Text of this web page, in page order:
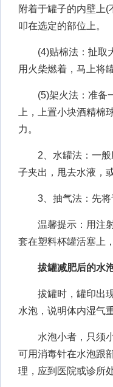
附着于罐子的内壁上
叩在选定的部位上。
(4)贴棉法：扯取大
用火柴燃着，马上将
(5)架火法：准备一
上，上置小块酒精
力。
2、水罐法：一般
子夹出，甩去水液，
3、抽气法：先将
温馨提示：用注射
套在塑料杯罐活塞上
拔罐减肥后的水
拔罐时，罐印出现
水泡，说明体内湿气
水泡小者，只须小
可用消毒针在水泡跟
理，应到医院或诊所